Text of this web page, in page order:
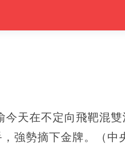
今天在不定向飛靶混雙
強勢摘下金牌。（中